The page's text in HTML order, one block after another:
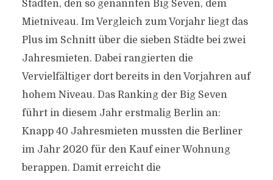
Städten, den so genannten Big Seven, dem
Mietniveau. Im Vergleich zum Vorjahr liegt das
Plus im Schnitt über die sieben Städte bei zwei
Jahresmieten. Dabei rangierten die
Vervielfältiger dort bereits in den Vorjahren auf
hohem Niveau. Das Ranking der Big Seven
führt in diesem Jahr erstmalig Berlin an:
Knapp 40 Jahresmieten mussten die Berliner
im Jahr 2020 für den Kauf einer Wohnung
berappen. Damit erreicht die